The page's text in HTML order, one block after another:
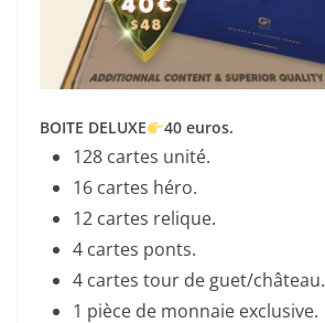
BOITE DELUXE 40 euros.
128 cartes unité.
16 cartes héro.
12 cartes relique.
4 cartes ponts.
4 cartes tour de guet/château.
1 pièce de monnaie exclusive.